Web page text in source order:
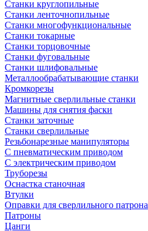
Станки круглопильные
Станки ленточнопильные
Станки многофункциональные
Станки токарные
Станки торцовочные
Станки фуговальные
Станки шлифовальные
Металлообрабатывающие станки
Кромкорезы
Магнитные сверлильные станки
Машины для снятия фаски
Станки заточные
Станки сверлильные
Резьбонарезные манипуляторы
С пневматическим приводом
С электрическим приводом
Труборезы
Оснастка станочная
Втулки
Оправки для сверлильного патрона
Патроны
Цанги